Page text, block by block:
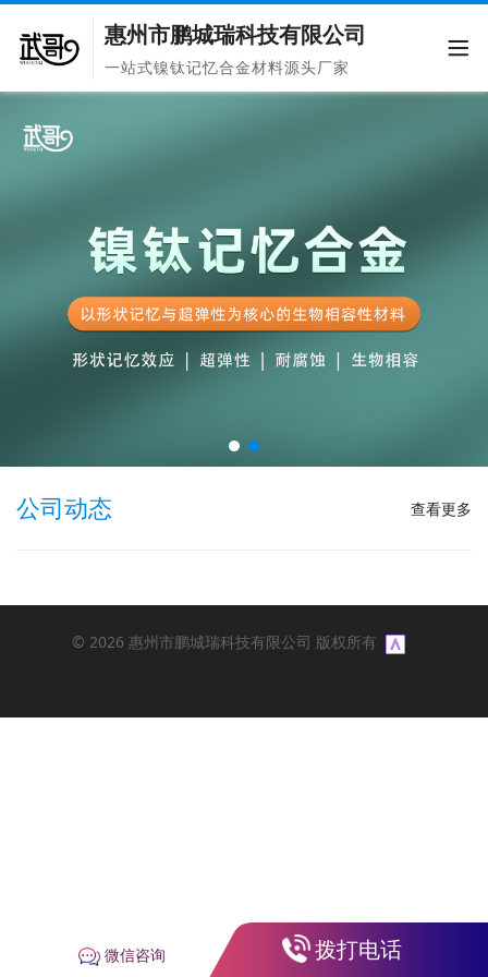
惠州市鹏城瑞科技有限公司
一站式镍钛记忆合金材料源头厂家
公司动态 查看更多
© 2026 惠州市鹏城瑞科技有限公司 版权所有
微信咨询 拨打电话